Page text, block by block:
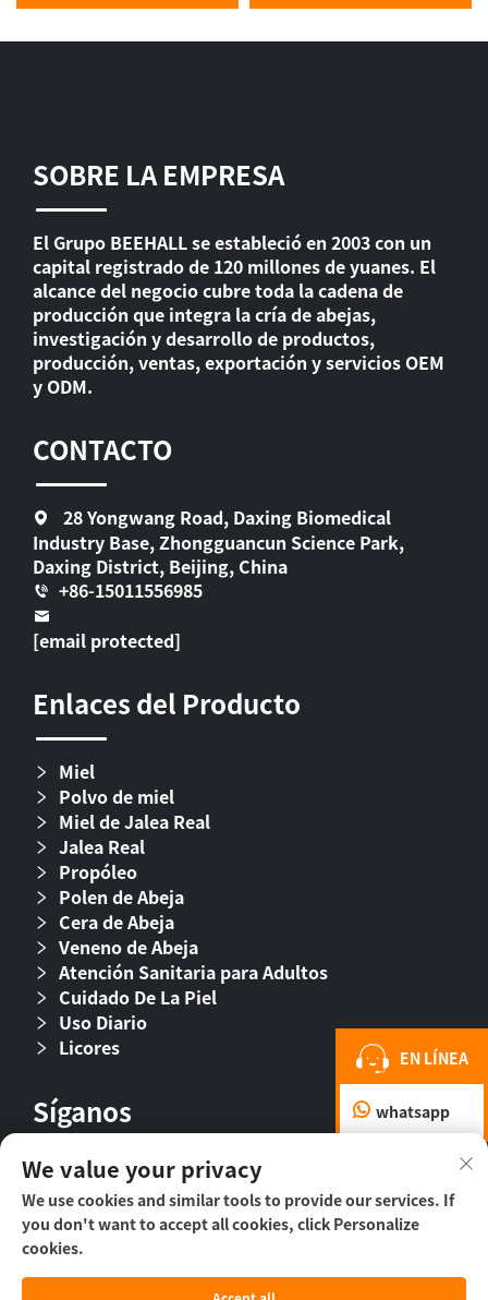
EN LÍNEA
whatsapp
SOBRE LA EMPRESA
El Grupo BEEHALL se estableció en 2003 con un
capital registrado de 120 millones de yuanes. El
alcance del negocio cubre toda la cadena de
producción que integra la cría de abejas,
investigación y desarrollo de productos,
producción, ventas, exportación y servicios OEM
y ODM.
CONTACTO
28 Yongwang Road, Daxing Biomedical
Industry Base, Zhongguancun Science Park,
Daxing District, Beijing, China
+86-15011556985
[email protected]
Enlaces del Producto
Miel
Polvo de miel
Miel de Jalea Real
Jalea Real
Propóleo
Polen de Abeja
Cera de Abeja
Veneno de Abeja
Atención Sanitaria para Adultos
Cuidado De La Piel
Uso Diario
Licores
Síganos
We value your privacy
We use cookies and similar tools to provide our services. If
you don't want to accept all cookies, click Personalize
cookies.